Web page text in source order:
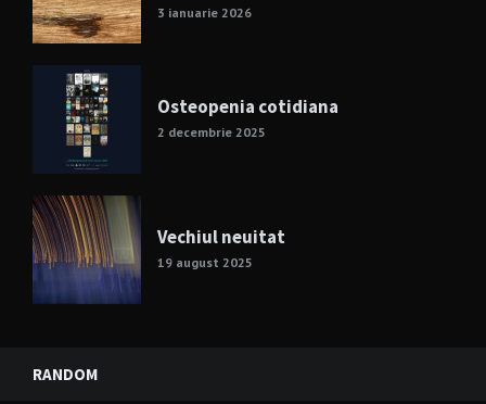
3 ianuarie 2026
Osteopenia cotidiana
2 decembrie 2025
Vechiul neuitat
19 august 2025
RANDOM